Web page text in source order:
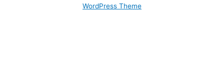
WordPress Theme